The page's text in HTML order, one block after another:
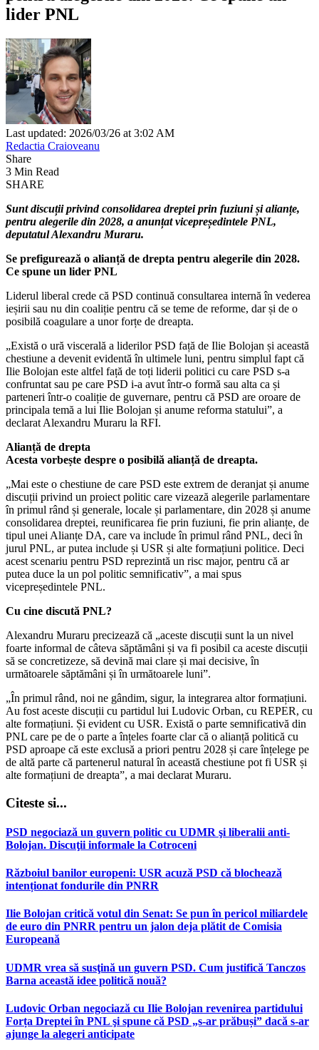
lider PNL
Last updated: 2026/03/26 at 3:02 AM
Redactia Craioveanu
Share
3 Min Read
SHARE
Sunt discuții privind consolidarea dreptei prin fuziuni și alianțe,
pentru alegerile din 2028, a anunțat vicepreședintele PNL,
deputatul Alexandru Muraru.
Se prefigurează o alianță de drepta pentru alegerile din 2028.
Ce spune un lider PNL
Liderul liberal crede că PSD continuă consultarea internă în vederea
ieșirii sau nu din coaliție pentru că se teme de reforme, dar și de o
posibilă coagulare a unor forțe de dreapta.
„Există o ură viscerală a liderilor PSD față de Ilie Bolojan și această
chestiune a devenit evidentă în ultimele luni, pentru simplul fapt că
Ilie Bolojan este altfel față de toți liderii politici cu care PSD s-a
confruntat sau pe care PSD i-a avut într-o formă sau alta ca și
parteneri într-o coaliție de guvernare, pentru că PSD are oroare de
principala temă a lui Ilie Bolojan și anume reforma statului”, a
declarat Alexandru Muraru la RFI.
Alianță de drepta
Acesta vorbește despre o posibilă alianță de dreapta.
„Mai este o chestiune de care PSD este extrem de deranjat și anume
discuții privind un proiect politic care vizează alegerile parlamentare
în primul rând și generale, locale și parlamentare, din 2028 și anume
consolidarea dreptei, reunificarea fie prin fuziuni, fie prin alianțe, de
tipul unei Alianțe DA, care va include în primul rând PNL, deci în
jurul PNL, ar putea include și USR și alte formațiuni politice. Deci
acest scenariu pentru PSD reprezintă un risc major, pentru că ar
putea duce la un pol politic semnificativ”, a mai spus
vicepreședintele PNL.
Cu cine discută PNL?
Alexandru Muraru precizează că „aceste discuții sunt la un nivel
foarte informal de câteva săptămâni și va fi posibil ca aceste discuții
să se concretizeze, să devină mai clare și mai decisive, în
următoarele săptămâni și în următoarele luni”.
„În primul rând, noi ne gândim, sigur, la integrarea altor formațiuni.
Au fost aceste discuții cu partidul lui Ludovic Orban, cu REPER, cu
alte formațiuni. Și evident cu USR. Există o parte semnificativă din
PNL care pe de o parte a înțeles foarte clar că o alianță politică cu
PSD aproape că este exclusă a priori pentru 2028 și care înțelege pe
de altă parte că partenerul natural în această chestiune pot fi USR și
alte formațiuni de dreapta”, a mai declarat Muraru.
Citeste si...
PSD negociază un guvern politic cu UDMR şi liberalii anti-
Bolojan. Discuţii informale la Cotroceni
Războiul banilor europeni: USR acuză PSD că blochează
intenționat fondurile din PNRR
Ilie Bolojan critică votul din Senat: Se pun în pericol miliardele
de euro din PNRR pentru un jalon deja plătit de Comisia
Europeană
UDMR vrea să susţină un guvern PSD. Cum justifică Tanczos
Barna această idee politică nouă?
Ludovic Orban negociază cu Ilie Bolojan revenirea partidului
Forța Dreptei în PNL şi spune că PSD „s-ar prăbuși” dacă s-ar
ajunge la alegeri anticipate